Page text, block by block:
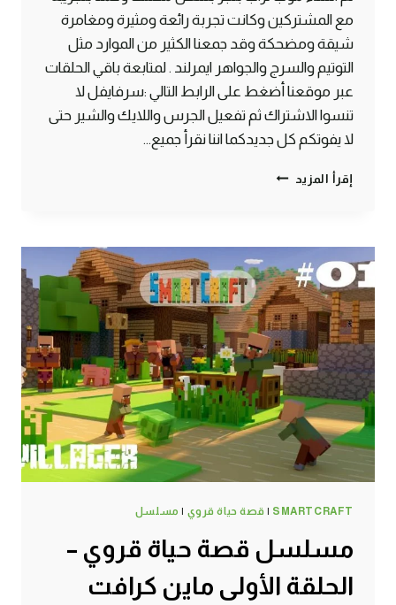
مع المشتركين وكانت تجربة رائعة ومثيرة ومغامرة
شيقة ومضحكة وقد جمعنا الكثير من الموارد مثل
التوتيم والسرج والجواهر ايمرلند . لمتابعة باقي الحلقات
عبر موقعنا أضغط على الرابط التالي :سرفايفل لا
تنسوا الاشتراك ثم تفعيل الجرس واللايك والشير حتى
لا يفوتكم كل جديدكما اننا نقرأ جميع…
إقرأ المزيد الحلقة
الغزاة
بلجر
–
سرفايفل
(1.14.4)
ماين
كرافت
#SMARTCRAFT
SMARTCRAFT
| قصة حياة قروي | مسلسل
مسلسل قصة حياة قروي –
الحلقة الأولى ماين كرافت